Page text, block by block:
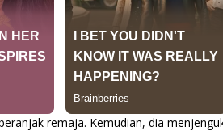
remaja. Kemudian, dia